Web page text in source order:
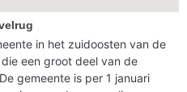
in het zuidoosten van de
een groot deel van de
gemeente is per 1 januari